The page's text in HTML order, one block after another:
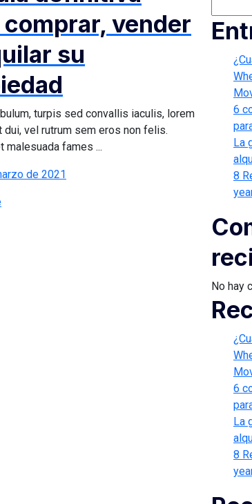
comprar, vender
su
turpis sed convallis iaculis, lorem
vel rutrum sem eros non felis.
malesuada fames ...
de 2021
6
La
8
No hay
6
La
8